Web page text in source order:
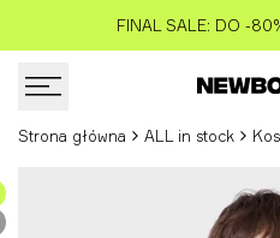
FINAL SALE: DO -
Strona główna ALL in stock